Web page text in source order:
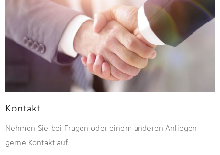
Kontakt
Nehmen Sie bei Fragen oder einem anderen Anliegen
gerne Kontakt auf.